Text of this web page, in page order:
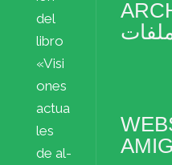
del
libro
«Visi
ones
actua
les
de al-